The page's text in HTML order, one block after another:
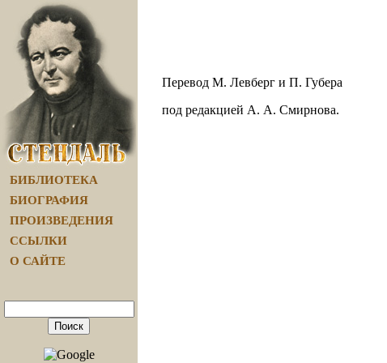
БИБЛИОТЕКА
БИОГРАФИЯ
ПРОИЗВЕДЕНИЯ
ССЫЛКИ
О САЙТЕ
Перевод М. Левберг и П. Губера
под редакцией А. А. Смирнова.